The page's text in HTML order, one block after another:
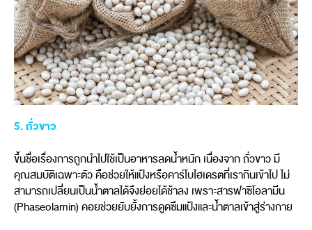
5. ถั่วขาว
ขึ้นชื่อเรื่องการถูกนำไปใช้เป็นอาหารลดน้ำหนัก เนื่องจาก ถั่วขาว มี
คุณสมบัติเฉพาะตัว คือช่วยให้แป้งหรือคาร์โบไฮเดรตที่เรากินเข้าไป ไม่
สามารถเปลี่ยนเป็นน้ำตาลได้จึงย่อยได้ช้าลง เพราะสารฟาซิโอลามีน
(Phaseolamin) คอยช่วยยับยั้งการดูดซึมแป้งและน้ำตาลเข้าสู่ร่างกาย